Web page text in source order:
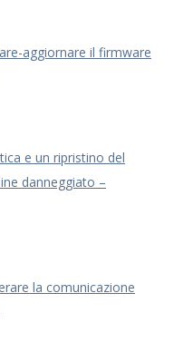
aggiornare il firmware
e un ripristino del
danneggiato –
la comunicazione